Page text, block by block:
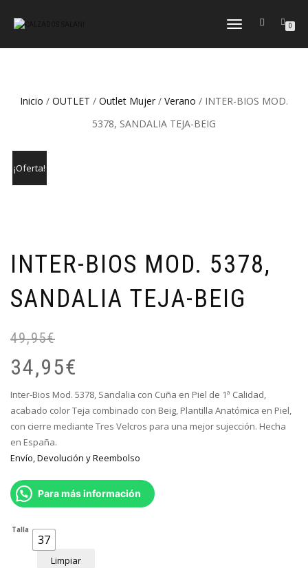
CAMBIAR
0
Inicio / OUTLET / Outlet Mujer / Verano / INTER-BIOS MOD.
5378, SANDALIA TEJA-BEIG
¡Oferta!
INTER-BIOS MOD. 5378,
SANDALIA TEJA-BEIG
49,95€
34,95€
Inter-Bios Mod. 5378, Sandalia con Cuña en Piel de 1ª Calidad,
acabado color Teja combinado con Beig, Plantilla Anatómica en Piel,
con cierre mediante Tres Velcros para una mejor sujección. Hecha
en España.
Envío, Devolución y Reembolso
Para más información
Talla
37
Limpiar